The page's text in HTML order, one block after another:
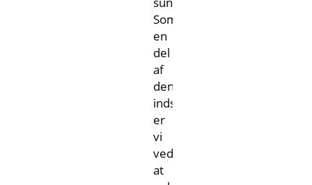
Som
en
del
af
denne
indsats
er
vi
ved
at